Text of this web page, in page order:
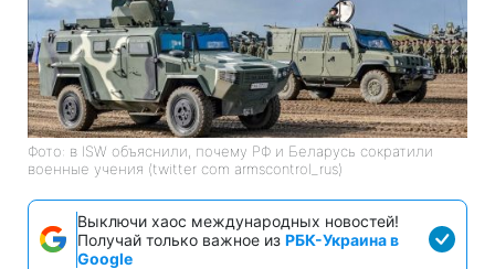
Фото: в ISW объяснили, почему РФ и Беларусь сократили
военные учения (twitter com armscontrol_rus)
Выключи хаос международных новостей!
Получай только важное из РБК-Украина в
Google